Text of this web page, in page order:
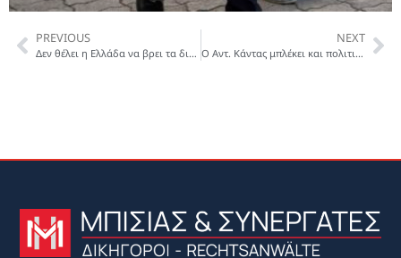
PREVIOUS
Δεν θέλει η Ελλάδα να βρει τα διαφυγόντα στην Ελβετία χρήματα
NEXT
Ο Αντ. Κάντας μπλέκει και πολιτικούς στις μίζες για τα εξοπλιστικά